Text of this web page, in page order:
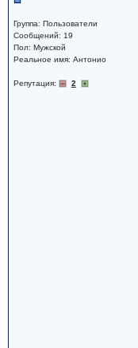
Группа: Пользователи
Сообщений: 19
Пол: Мужской
Реальное имя: Антонио
Репутация: 2